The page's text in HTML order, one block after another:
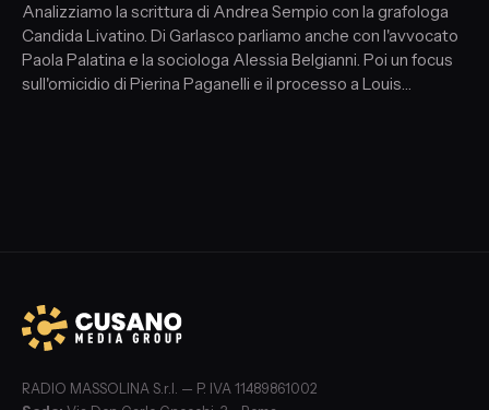
Analizziamo la scrittura di Andrea Sempio con la grafologa
Candida Livatino. Di Garlasco parliamo anche con l'avvocato
Paola Palatina e la sociologa Alessia Belgianni. Poi un focus
sull'omicidio di Pierina Paganelli e il processo a Louis
RADIO MASSOLINA S.r.l. — P. IVA 11489861002